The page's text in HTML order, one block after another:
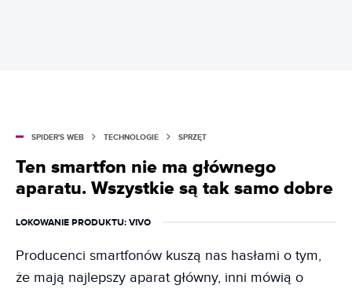
SPIDER'S WEB TECHNOLOGIE SPRZĘT
Ten smartfon nie ma głównego
aparatu. Wszystkie są tak samo dobre
LOKOWANIE PRODUKTU: VIVO
Producenci smartfonów kuszą nas hasłami o tym,
że mają najlepszy aparat główny, inni mówią o